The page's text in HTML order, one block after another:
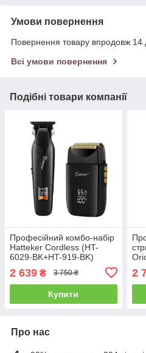
Умови повернення
Повернення товару впродовж 14
Всі умови повернення
Подібні товари компанії
Професійний комбо-набір
Hatteker Cordless (HT-
6029-BK+HT-919-BK)
2 639 ₴ 3 750 ₴
Купити
2
Про нас